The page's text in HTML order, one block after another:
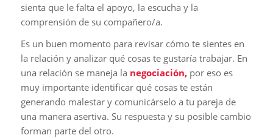
sienta que le falta el apoyo, la escucha y la
comprensión de su compañero/a.
Es un buen momento para revisar cómo te sientes en
la relación y analizar qué cosas te gustaría trabajar. En
una relación se maneja la negociación, por eso es
muy importante identificar qué cosas te están
generando malestar y comunicárselo a tu pareja de
una manera asertiva. Su respuesta y su posible cambio
forman parte del otro.